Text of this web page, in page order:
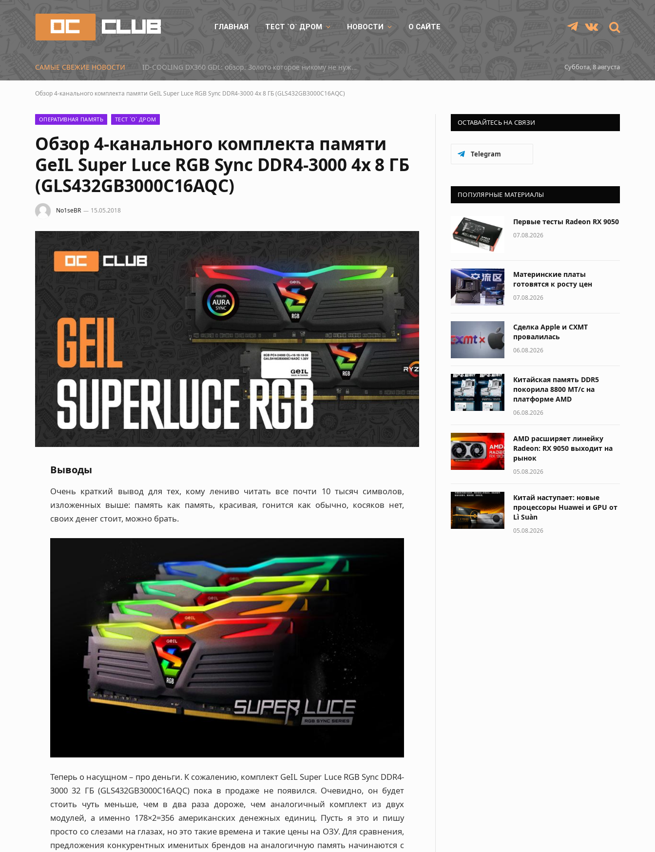
ГЛАВНАЯ ТЕСТ `О` ДРОМ НОВОСТИ О САЙТЕ TelegramVKontakte
САМЫЕ СВЕЖИЕ НОВОСТИ Первые тесты Radeon RX 9050 Суббота, 8 августа
Обзор 4-канального комплекта памяти GeIL Super Luce RGB Sync DDR4-3000 4x 8 ГБ (GLS432GB3000C16AQC)
ОПЕРАТИВНАЯ ПАМЯТЬ ТЕСТ `О` ДРОМ
Обзор 4-канального комплекта памяти
GeIL Super Luce RGB Sync DDR4-3000 4x 8 ГБ
(GLS432GB3000C16AQC)
No1seBR 15.05.2018
Выводы
Очень краткий вывод для тех, кому лениво читать все почти 10 тысяч символов,
изложенных выше: память как память, красивая, гонится как обычно, косяков нет,
своих денег стоит, можно брать.
Теперь о насущном – про деньги. К сожалению, комплект GeIL Super Luce RGB Sync DDR4-
3000 32 ГБ (GLS432GB3000C16AQC) пока в продаже не появился. Очевидно, он будет
стоить чуть меньше, чем в два раза дороже, чем аналогичный комплект из двух
модулей, а именно 178×2=356 американских денежных единиц. Пусть я это и пишу
просто со слезами на глазах, но это такие времена и такие цены на ОЗУ. Для сравнения,
предложения конкурентных именитых брендов на аналогичную память начинаются с
ОСТАВАЙТЕСЬ НА СВЯЗИ
Telegram
ПОПУЛЯРНЫЕ МАТЕРИАЛЫ
Первые тесты Radeon RX 9050
07.08.2026
Материнские платы
готовятся к росту цен
07.08.2026
Сделка Apple и CXMT
провалилась
06.08.2026
Китайская память DDR5
покорила 8800 МТ/с на
платформе AMD
06.08.2026
AMD расширяет линейку
Radeon: RX 9050 выходит на
рынок
05.08.2026
Китай наступает: новые
процессоры Huawei и GPU от
Lì Suàn
05.08.2026